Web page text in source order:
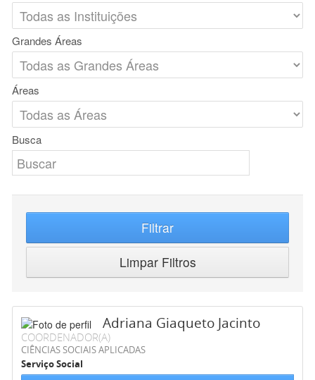
Grandes Áreas
Áreas
Busca
Filtrar
Limpar Filtros
Adriana Giaqueto Jacinto
COORDENADOR(A)
CIÊNCIAS SOCIAIS APLICADAS
Serviço Social